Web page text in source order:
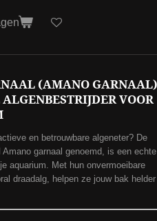
(AMANO
VOOR
en betrouwbare algeneter? De
garnaal genoemd, is een
aquarium. Met hun onvermoeibare
draadalg, helpen ze jouw bak